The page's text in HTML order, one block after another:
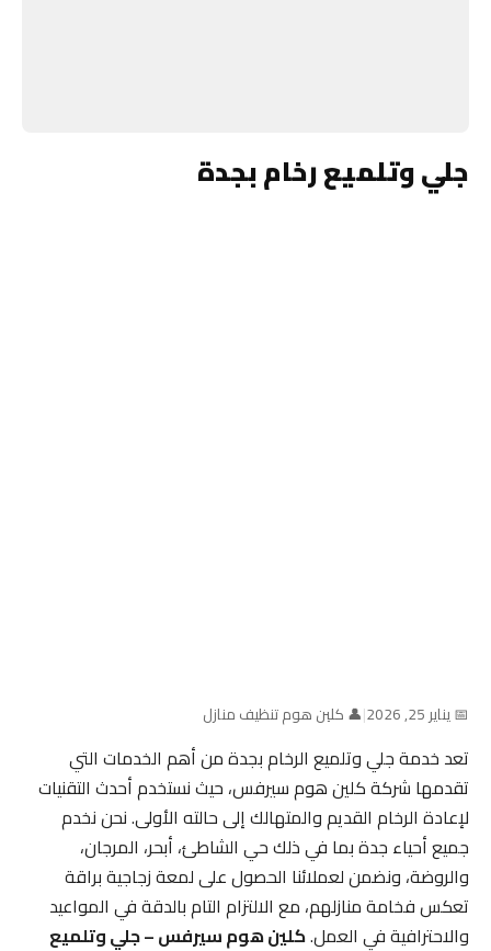
جلي وتلميع رخام بجدة
📅 يناير 25, 2026 |👤 كلين هوم تنظيف منازل
تعد خدمة جلي وتلميع الرخام بجدة من أهم الخدمات التي
تقدمها شركة كلين هوم سيرفس، حيث نستخدم أحدث التقنيات
لإعادة الرخام القديم والمتهالك إلى حالته الأولى. نحن نخدم
جميع أحياء جدة بما في ذلك حي الشاطئ، أبحر، المرجان،
والروضة، ونضمن لعملائنا الحصول على لمعة زجاجية براقة
تعكس فخامة منازلهم، مع الالتزام التام بالدقة في المواعيد
والاحترافية في العمل.كلين هوم سيرفس – جلي وتلميع